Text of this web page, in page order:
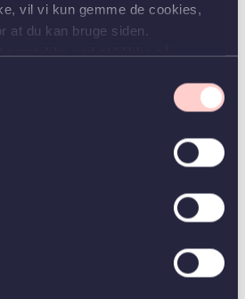
vil vi kun gemme de cookies,
at du kan bruge siden.